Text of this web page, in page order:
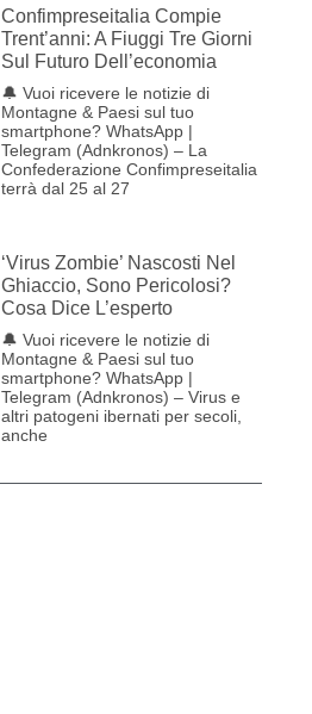
Confimpreseitalia Compie
Trent’anni: A Fiuggi Tre Giorni
Sul Futuro Dell’economia
🔔 Vuoi ricevere le notizie di
Montagne & Paesi sul tuo
smartphone? WhatsApp |
Telegram (Adnkronos) – La
Confederazione Confimpreseitalia
terrà dal 25 al 27
‘Virus Zombie’ Nascosti Nel
Ghiaccio, Sono Pericolosi?
Cosa Dice L’esperto
🔔 Vuoi ricevere le notizie di
Montagne & Paesi sul tuo
smartphone? WhatsApp |
Telegram (Adnkronos) – Virus e
altri patogeni ibernati per secoli,
anche